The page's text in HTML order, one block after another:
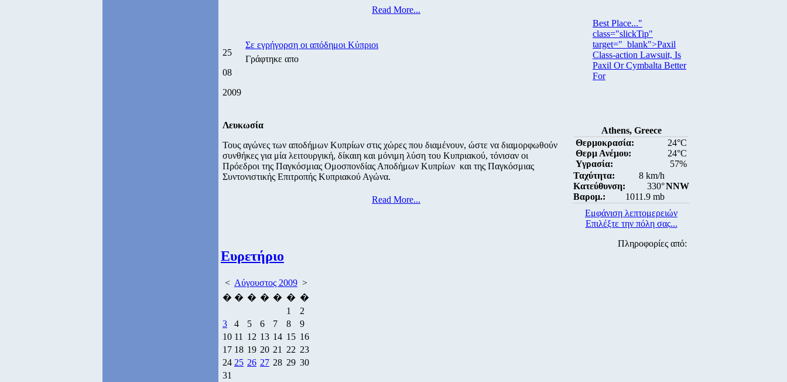
Read More...
25
08
2009
Σε εγρήγορση οι απόδημοι Κύπριοι
Γράφτηκε απο
Λευκωσία
Τους αγώνες των αποδήμων Κυπρίων στις χώρες που διαμένουν, ώστε να διαμορφωθούν
συνθήκες για μία λειτουργική, δίκαιη και μόνιμη λύση του Κυπριακού, τόνισαν οι
Πρόεδροι της Παγκόσμιας Ομοσπονδίας Αποδήμων Κυπρίων και της Παγκόσμιας
Συντονιστικής Επιτροπής Κυπριακού Αγώνα.
Read More...
Ευρετήριο
< Αύγουστος 2009 >
� � � � � � �
1
2
3
4 5 6 7 8
9
10 11 12 13 14 15 16
17 18 19 20 21 22 23
24 25 26 27 28 29 30
31
Best Place..."
class="slickTip"
target="_blank">Paxil
Class-action Lawsuit, Is
Paxil Or Cymbalta Better
For
Athens, Greece
Θερμοκρασία:
24°C
Θερμ Ανέμου:
24°C
Υγρασία:
57%
Ταχύτητα:
8 km/h
Κατεύθυνση:
330°
Βαρομ.:
1011.9 mb
NNW
Εμφάνιση λεπτομερειών
Επιλέξτε την πόλη σας...
Πληροφορίες από: